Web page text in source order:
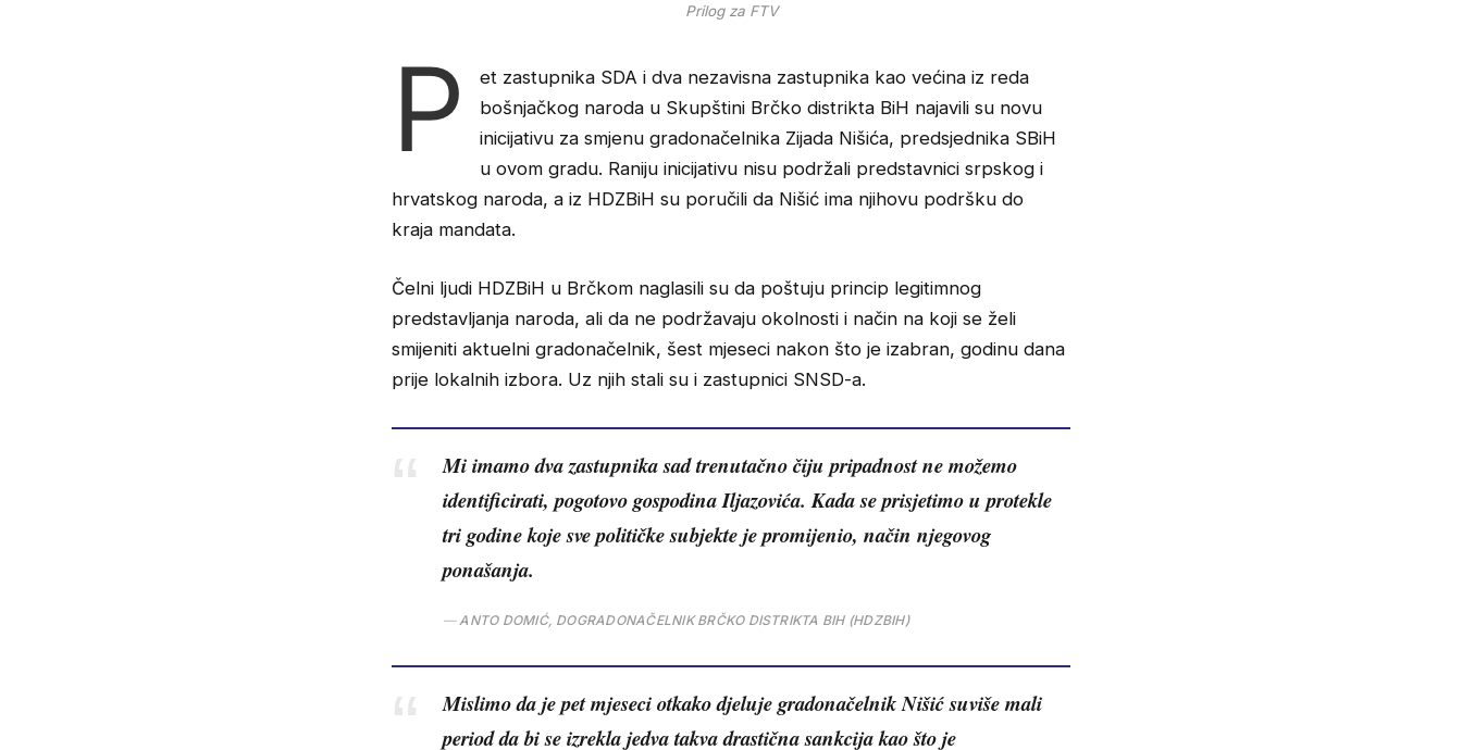
Prilog za FTV
P
et zastupnika SDA i dva nezavisna zastupnika kao većina iz reda
bošnjačkog naroda u Skupštini Brčko distrikta BiH najavili su novu
inicijativu za smjenu gradonačelnika Zijada Nišića, predsjednika SBiH
u ovom gradu. Raniju inicijativu nisu podržali predstavnici srpskog i
hrvatskog naroda, a iz HDZBiH su poručili da Nišić ima njihovu podršku do
kraja mandata.
Čelni ljudi HDZBiH u Brčkom naglasili su da poštuju princip legitimnog
predstavljanja naroda, ali da ne podržavaju okolnosti i način na koji se želi
smijeniti aktuelni gradonačelnik, šest mjeseci nakon što je izabran, godinu dana
prije lokalnih izbora. Uz njih stali su i zastupnici SNSD-a.
Mi imamo dva zastupnika sad trenutačno čiju pripadnost ne možemo
identificirati, pogotovo gospodina Iljazovića. Kada se prisjetimo u protekle
tri godine koje sve političke subjekte je promijenio, način njegovog
ponašanja.
ANTO DOMIĆ, DOGRADONAČELNIK BRČKO DISTRIKTA BIH (HDZBIH)
Mislimo da je pet mjeseci otkako djeluje gradonačelnik Nišić suviše mali
period da bi se izrekla jedva takva drastična sankcija kao što je